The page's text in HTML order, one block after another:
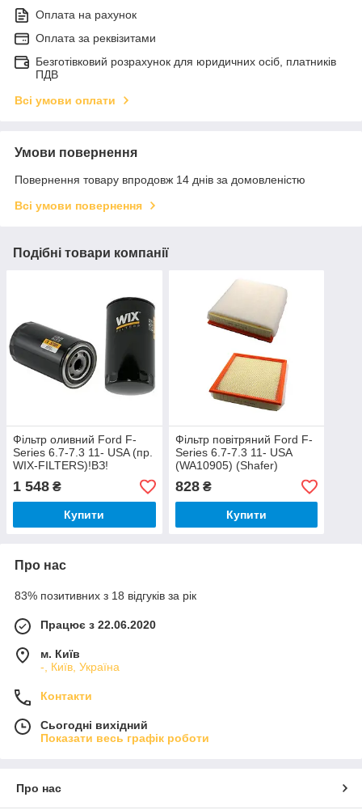
Оплата на рахунок
Оплата за реквізитами
Безготівковий розрахунок для юридичних осіб, платників
ПДВ
Всі умови оплати
Умови повернення
Повернення товару впродовж 14 днів за домовленістю
Всі умови повернення
Подібні товари компанії
Фільтр оливний Ford F-
Series 6.7-7.3 11- USA (пр.
WIX-FILTERS)!ВЗ!
1 548 ₴
Купити
Фільтр повітряний Ford F-
Series 6.7-7.3 11- USA
(WA10905) (Shafer)
828₴
Купити
Про нас
83% позитивних з 18 відгуків за рік
Працює з 22.06.2020
м. Київ
-, Київ, Україна
Контакти
Сьогодні вихідний
Показати весь графік роботи
Про нас